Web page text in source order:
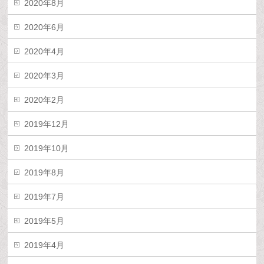
2020年8月
2020年6月
2020年4月
2020年3月
2020年2月
2019年12月
2019年10月
2019年8月
2019年7月
2019年5月
2019年4月